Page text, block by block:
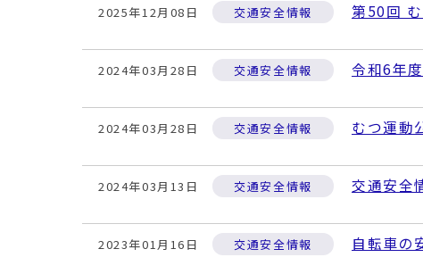
2025年12月08日 交通安全情報 第50回
2024年03月28日 交通安全情報 令和6年
2024年03月28日 交通安全情報 むつ運動
2024年03月13日 交通安全情報 交通安全
2023年01月16日 交通安全情報 自転車の